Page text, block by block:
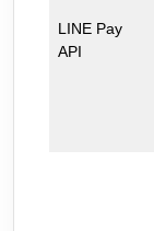
LINE Pay
API